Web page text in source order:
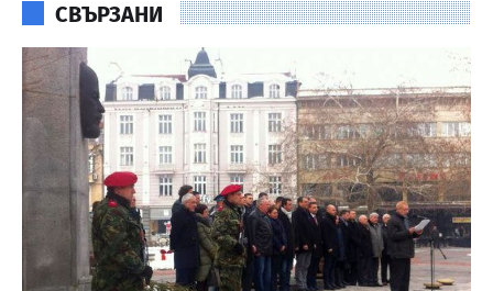
СВЪРЗАНИ